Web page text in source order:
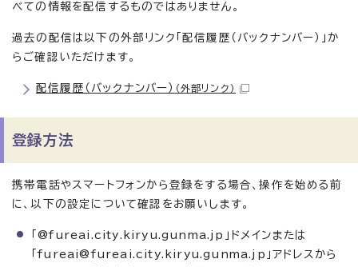
べての情報を配信するものではありません。
過去の配信は以下の外部リンク「配信履歴（バックナンバー）」か
らご確認いただけます。
配信履歴（バックナンバー） （外部リンク）
登録方法
携帯電話やスマートフォンから登録をする場合、操作を始める前
に、以下の設定について確認をお願いします。
「@fureai.city.kiryu.gunma.jp」ドメインまたは
「fureai@fureai.city.kiryu.gunma.jp」アドレスから